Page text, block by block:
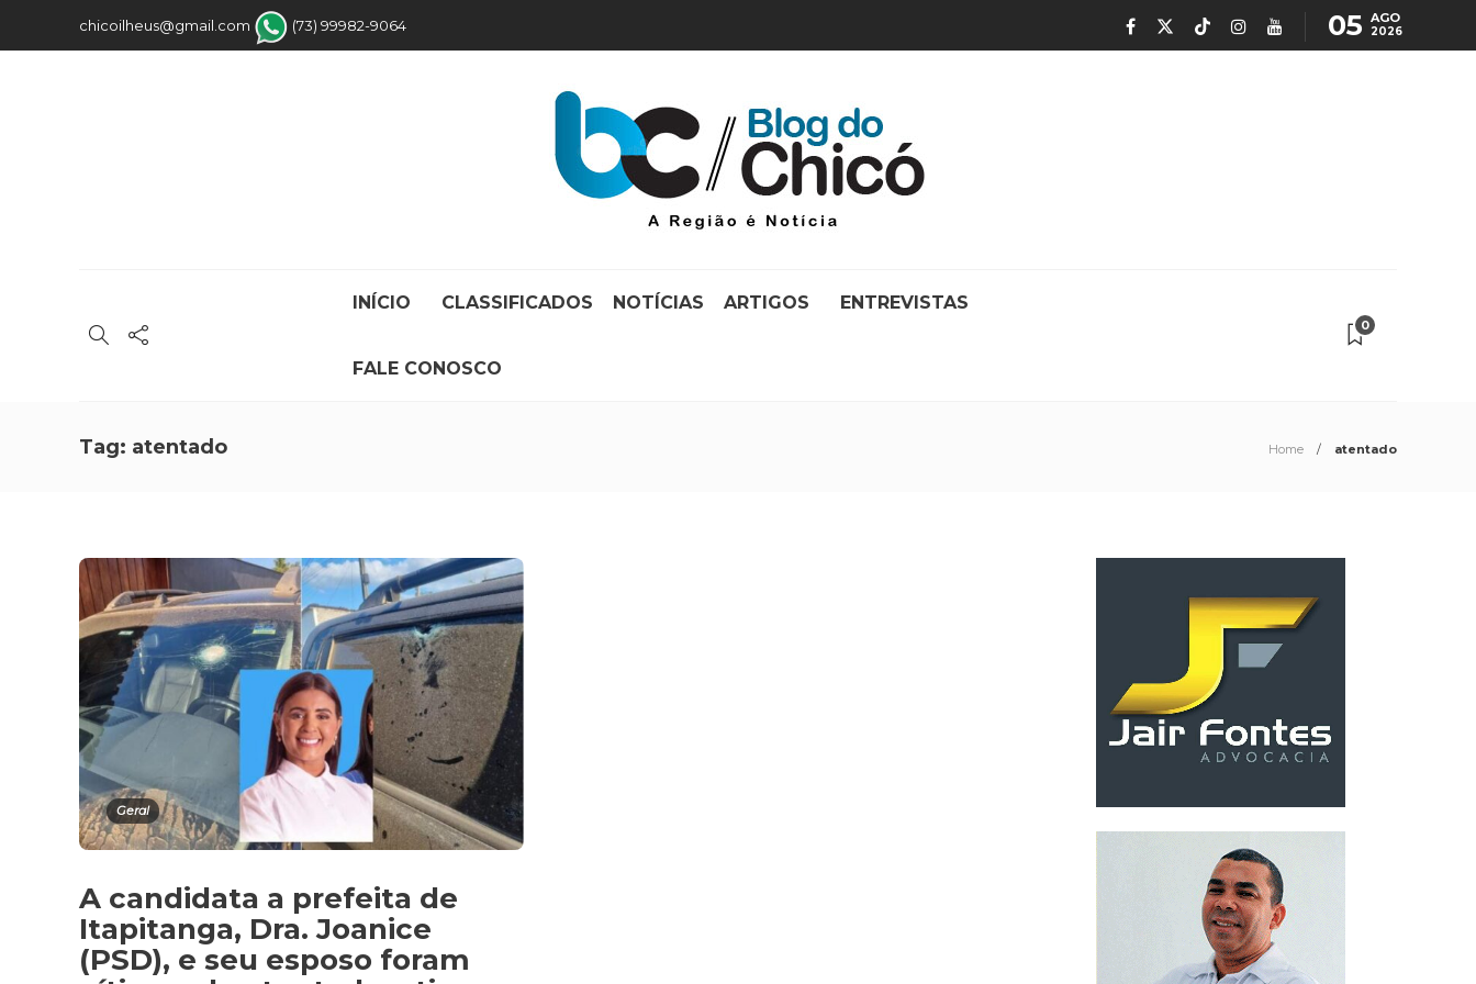
chicoilheus@gmail.com (73) 99982-9064 05 AGO
2026
INÍCIO CLASSIFICADOS NOTÍCIAS ARTIGOS ENTREVISTAS
FALE CONOSCO
0
Tag: atentado Home atentado
Geral
A candidata a prefeita de
Itapitanga, Dra. Joanice
(PSD), e seu esposo foram